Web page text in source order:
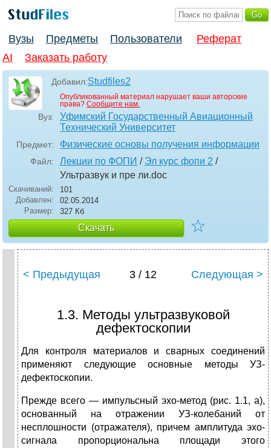
Вузы Предметы Пользователи
Реферат
AI
Заказать работу
Добавил:Studfiles2
Опубликованный материал нарушает ваши авторские
права? Сообщите нам.
Вуз:
Уфимский Государственный Авиационный
Технический Университет
Предмет: Физические основы получения информации
Файл: Лекции по ФОПИ / Эл курс фопи 2 /
Ультразвук и пре ли.doc
Скачиваний:
101
Добавлен:
02.05.2014
Размер:
327 Кб
Скачать ☆
< Предыдущая 3 / 12 Следующая >
1.3. Методы ультразвуковой
дефектоскопии
Для контроля материалов и сварных соединений
при­меняют следующие основные методы УЗ-
дефектоскопии.
Прежде всего — импульсный эхо-метод (рис. 1.1, а),
основанный на отражении УЗ-колебаний от
несплошности (отражателя), причем амплитуда эхо-
сигнала пропорциональна площади этого